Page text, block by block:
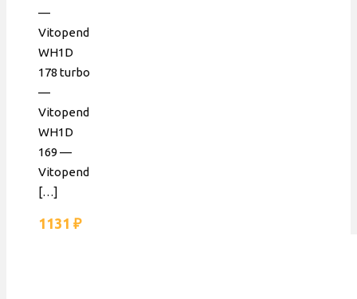
—
Vitopend
WH1D
178 turbo
—
Vitopend
WH1D
169 —
Vitopend
[…]
1131 ₽